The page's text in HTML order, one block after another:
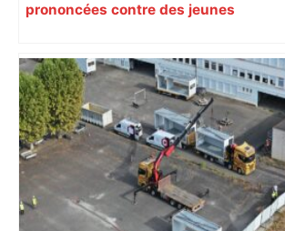
prononcées contre des jeunes